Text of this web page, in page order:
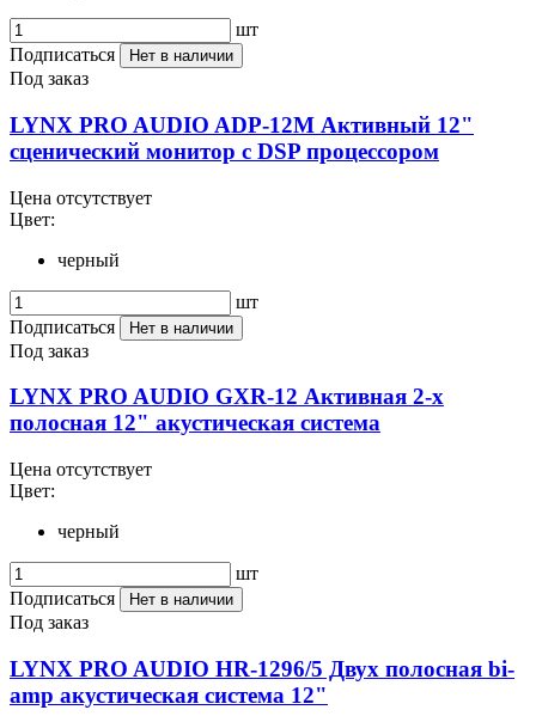
шт
Подписаться
Нет в наличии
Под заказ
LYNX PRO AUDIO ADP-12M Активный 12"
сценический монитор с DSP процессором
Цена отсутствует
Цвет:
черный
шт
Подписаться
Нет в наличии
Под заказ
LYNX PRO AUDIO GXR-12 Активная 2-х
полосная 12" акустическая система
Цена отсутствует
Цвет:
черный
шт
Подписаться
Нет в наличии
Под заказ
LYNX PRO AUDIO HR-1296/5 Двух полосная bi-
amp акустическая система 12"